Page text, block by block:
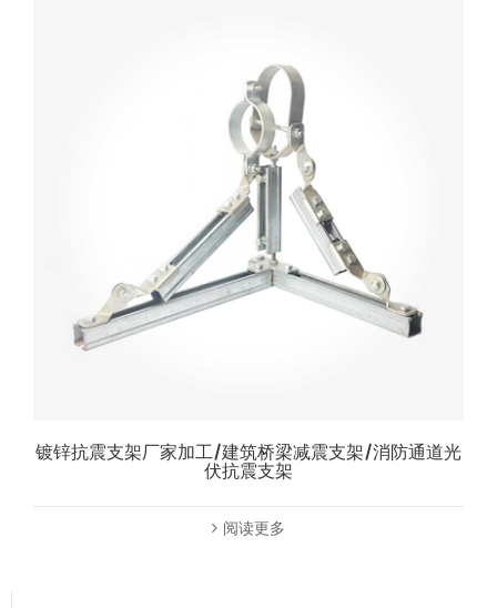
镀锌抗震支架厂家加工/建筑桥梁减震支架/消防通道光
伏抗震支架
阅读更多